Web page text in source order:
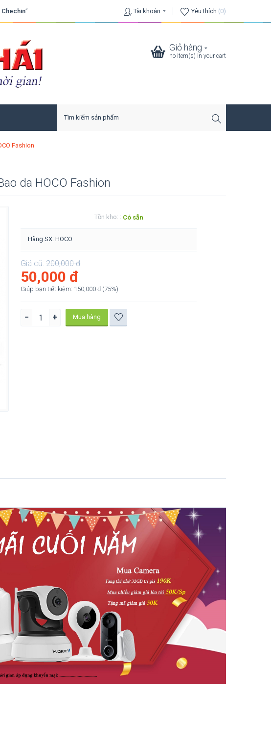
Chechin” Tài khoản Yêu thích (0)
Giỏ hàng
no item(s) in your cart
Fashion
da HOCO Fashion
Tồn kho: : Có sẵn
Hãng SX: HOCO
Giá cũ: 200,000 đ
50,000 đ
Giúp bạn tiết kiệm: 150,000 đ(75%)
− + Mua hàng